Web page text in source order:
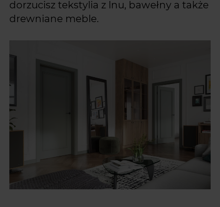
dorzucisz tekstylia z lnu, bawełny a także
drewniane meble.